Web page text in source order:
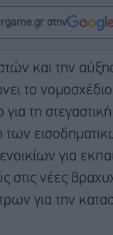
στην
και την
το
τη
για
στις νέες
για την